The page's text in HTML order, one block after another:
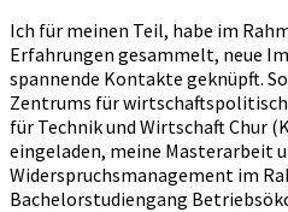
Ich für meinen Teil, habe im
Erfahrungen gesammelt, neue
spannende Kontakte geknüpft.
Zentrums für
für Technik und Wirtschaft Chur
eingeladen, meine Masterarbeit
Widerspruchsmanagement im
Bachelorstudiengang